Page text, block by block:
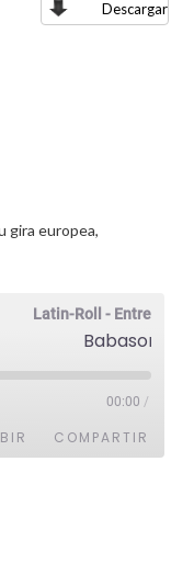
Descargar
gira europea,
Latin-Roll - Entrevistas
Babasonicos
00:00 /
COMPARTIR